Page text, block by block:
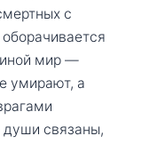
с
иной мир —
умирают, а
души связаны,